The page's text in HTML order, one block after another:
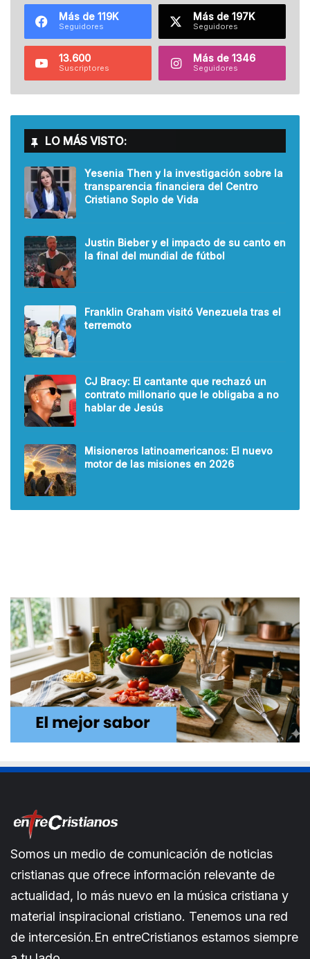
Más de 119K
Seguidores
Más de 197K
Seguidores
13.600
Suscriptores
Más de 1346
Seguidores
LO MÁS VISTO:
Yesenia Then y la investigación sobre la
transparencia financiera del Centro
Cristiano Soplo de Vida
Justin Bieber y el impacto de su canto en
la final del mundial de fútbol
Franklin Graham visitó Venezuela tras el
terremoto
CJ Bracy: El cantante que rechazó un
contrato millonario que le obligaba a no
hablar de Jesús
Misioneros latinoamericanos: El nuevo
motor de las misiones en 2026
Somos un medio de comunicación de noticias
cristianas que ofrece información relevante de
actualidad, lo más nuevo en la música cristiana y
material inspiracional cristiano. Tenemos una red
de intercesión.En entreCristianos estamos siempre